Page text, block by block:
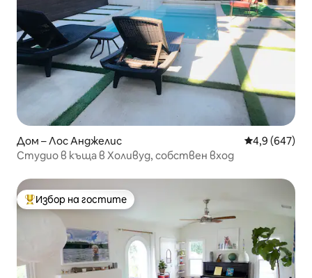
Дом – Лос Анджелис Средна
4,9 (647)
Студио в къща в Холивуд, собствен вход
Най-популярен избор на гостите
Избор на гостите